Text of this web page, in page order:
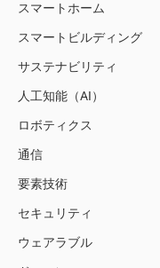
スマートホーム
スマートビルディング
サステナビリティ
人工知能（AI）
ロボティクス
通信
要素技術
セキュリティ
ウェアラブル